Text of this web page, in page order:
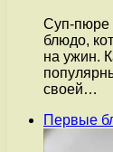
Суп-пюре
блюдо,
на ужин.
своей…
Первые